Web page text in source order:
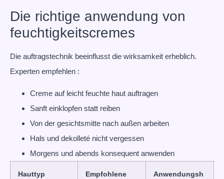
Die richtige anwendung von
feuchtigkeitscremes
Die auftragstechnik beeinflusst die wirksamkeit erheblich.
Experten empfehlen :
Creme auf leicht feuchte haut auftragen
Sanft einklopfen statt reiben
Von der gesichtsmitte nach außen arbeiten
Hals und dekolleté nicht vergessen
Morgens und abends konsequent anwenden
Hauttyp
Empfohlene
Anwendungsh